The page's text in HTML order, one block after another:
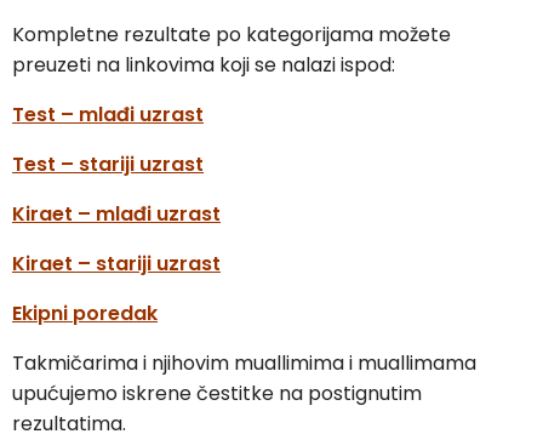
Kompletne rezultate po kategorijama možete
preuzeti na linkovima koji se nalazi ispod:
Test – mlađi uzrast
Test – stariji uzrast
Kiraet – mlađi uzrast
Kiraet – stariji uzrast
Ekipni poredak
Takmičarima i njihovim muallimima i muallimama
upućujemo iskrene čestitke na postignutim
rezultatima.